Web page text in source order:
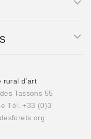
rural d’art
Tassons 55
Tél. +33 (0)3